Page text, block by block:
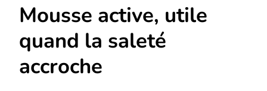
Mousse active, utile
quand la saleté
accroche